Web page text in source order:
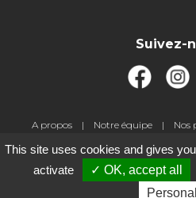
Suivez-
Pied
page
A propos Notre équipe Nos
Livre d'or
Jeux-concours
Mentions
This site uses cookies and gives
activate
OK, accept all